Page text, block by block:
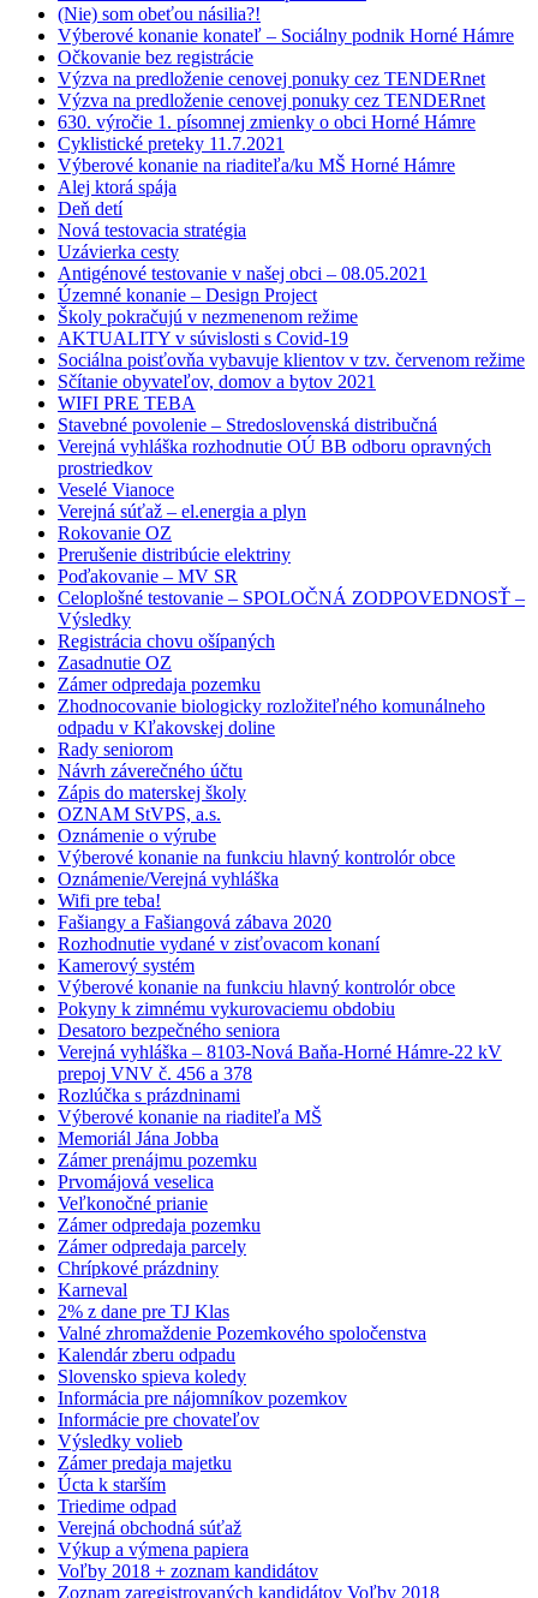
(Nie) som obeťou násilia?!
Výberové konanie konateľ – Sociálny podnik Horné Hámre
Očkovanie bez registrácie
Výzva na predloženie cenovej ponuky cez TENDERnet
Výzva na predloženie cenovej ponuky cez TENDERnet
630. výročie 1. písomnej zmienky o obci Horné Hámre
Cyklistické preteky 11.7.2021
Výberové konanie na riaditeľa/ku MŠ Horné Hámre
Alej ktorá spája
Deň detí
Nová testovacia stratégia
Uzávierka cesty
Antigénové testovanie v našej obci – 08.05.2021
Územné konanie – Design Project
Školy pokračujú v nezmenenom režime
AKTUALITY v súvislosti s Covid-19
Sociálna poisťovňa vybavuje klientov v tzv. červenom režime
Sčítanie obyvateľov, domov a bytov 2021
WIFI PRE TEBA
Stavebné povolenie – Stredoslovenská distribučná
Verejná vyhláška rozhodnutie OÚ BB odboru opravných
prostriedkov
Veselé Vianoce
Verejná súťaž – el.energia a plyn
Rokovanie OZ
Prerušenie distribúcie elektriny
Poďakovanie – MV SR
Celoplošné testovanie – SPOLOČNÁ ZODPOVEDNOSŤ –
Výsledky
Registrácia chovu ošípaných
Zasadnutie OZ
Zámer odpredaja pozemku
Zhodnocovanie biologicky rozložiteľného komunálneho
odpadu v Kľakovskej doline
Rady seniorom
Návrh záverečného účtu
Zápis do materskej školy
OZNAM StVPS, a.s.
Oznámenie o výrube
Výberové konanie na funkciu hlavný kontrolór obce
Oznámenie/Verejná vyhláška
Wifi pre teba!
Fašiangy a Fašiangová zábava 2020
Rozhodnutie vydané v zisťovacom konaní
Kamerový systém
Výberové konanie na funkciu hlavný kontrolór obce
Pokyny k zimnému vykurovaciemu obdobiu
Desatoro bezpečného seniora
Verejná vyhláška – 8103-Nová Baňa-Horné Hámre-22 kV
prepoj VNV č. 456 a 378
Rozlúčka s prázdninami
Výberové konanie na riaditeľa MŠ
Memoriál Jána Jobba
Zámer prenájmu pozemku
Prvomájová veselica
Veľkonočné prianie
Zámer odpredaja pozemku
Zámer odpredaja parcely
Chrípkové prázdniny
Karneval
2% z dane pre TJ Klas
Valné zhromaždenie Pozemkového spoločenstva
Kalendár zberu odpadu
Slovensko spieva koledy
Informácia pre nájomníkov pozemkov
Informácie pre chovateľov
Výsledky volieb
Zámer predaja majetku
Úcta k starším
Triedime odpad
Verejná obchodná súťaž
Výkup a výmena papiera
Voľby 2018 + zoznam kandidátov
Zoznam zaregistrovaných kandidátov Voľby 2018